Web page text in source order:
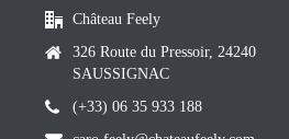
Château Feely
326 Route du Pressoir, 24240
SAUSSIGNAC
(+33) 06 35 933 188